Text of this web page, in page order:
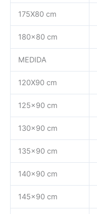
175X80 cm
180×80 cm
MEDIDA
120X90 cm
125×90 cm
130×90 cm
135×90 cm
140×90 cm
145×90 cm